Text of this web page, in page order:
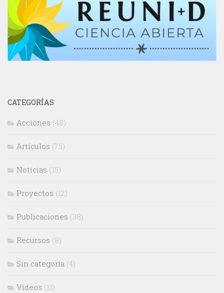
CATEGORÍAS
Acciones (48)
Artículos (75)
Noticias (15)
Proyectos (12)
Publicaciones (38)
Recursos (8)
Sin categoría (4)
Vídeos (11)